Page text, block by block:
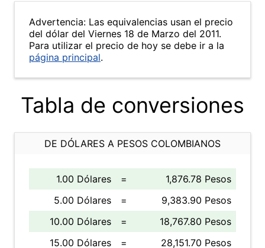
Advertencia: Las equivalencias usan el precio
del dólar del Viernes 18 de Marzo del 2011.
Para utilizar el precio de hoy se debe ir a la
página principal.
Tabla de conversiones
DE DÓLARES A PESOS COLOMBIANOS
1.00 Dólares =
1,876.78 Pesos
5.00 Dólares
=
9,383.90 Pesos
10.00 Dólares
=
18,767.80 Pesos
15.00 Dólares
=
28,151.70 Pesos